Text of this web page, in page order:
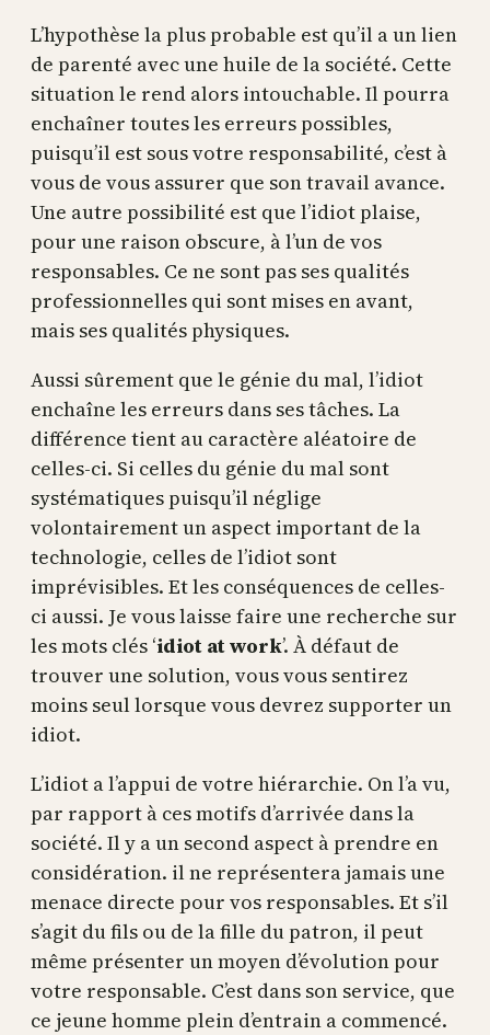
L’hypothèse la plus probable est qu’il a un lien
de parenté avec une huile de la société. Cette
situation le rend alors intouchable. Il pourra
enchaîner toutes les erreurs possibles,
puisqu’il est sous votre responsabilité, c’est à
vous de vous assurer que son travail avance.
Une autre possibilité est que l’idiot plaise,
pour une raison obscure, à l’un de vos
responsables. Ce ne sont pas ses qualités
professionnelles qui sont mises en avant,
mais ses qualités physiques.
Aussi sûrement que le génie du mal, l’idiot
enchaîne les erreurs dans ses tâches. La
différence tient au caractère aléatoire de
celles-ci. Si celles du génie du mal sont
systématiques puisqu’il néglige
volontairement un aspect important de la
technologie, celles de l’idiot sont
imprévisibles. Et les conséquences de celles-
ci aussi. Je vous laisse faire une recherche sur
les mots clés ‘idiot at work’. À défaut de
trouver une solution, vous vous sentirez
moins seul lorsque vous devrez supporter un
idiot.
L’idiot a l’appui de votre hiérarchie. On l’a vu,
par rapport à ces motifs d’arrivée dans la
société. Il y a un second aspect à prendre en
considération. il ne représentera jamais une
menace directe pour vos responsables. Et s’il
s’agit du fils ou de la fille du patron, il peut
même présenter un moyen d’évolution pour
votre responsable. C’est dans son service, que
ce jeune homme plein d’entrain a commencé.